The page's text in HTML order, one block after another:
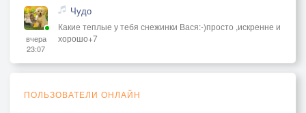
вчера
23:07
Чудо
Какие теплые у тебя снежинки Вася:-)просто ,искренне и
хорошо+7
ПОЛЬЗОВАТЕЛИ ОНЛАЙН